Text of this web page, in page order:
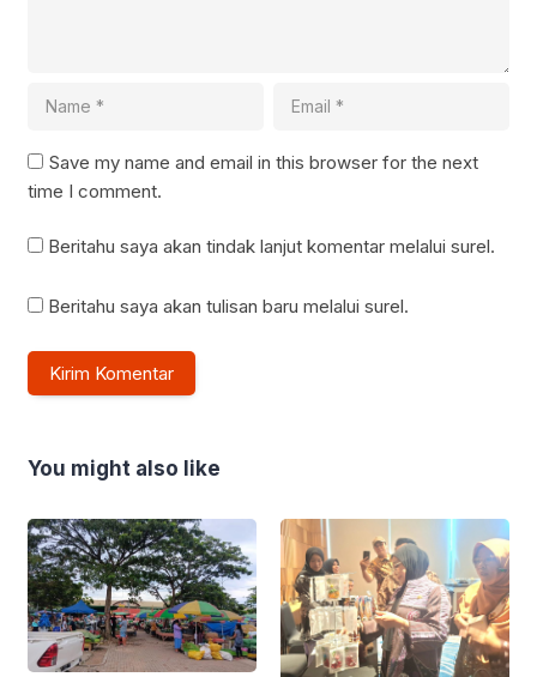
Save my name and email in this browser for the next
time I comment.
Beritahu saya akan tindak lanjut komentar melalui surel.
Beritahu saya akan tulisan baru melalui surel.
You might also like